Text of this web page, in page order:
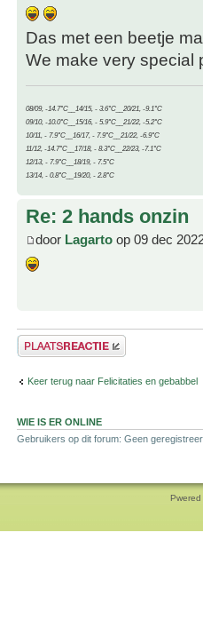
Das met een beetje
We make very special
08/09, -14.7°C__14/15, - 3.6°C__20/21, -9.1°C
09/10, -10.0°C__15/16, - 5.9°C__21/22, -5.2°C
10/11, - 7.9°C__16/17, - 7.9°C__21/22, -6.9°C
11/12, -14.7°C__17/18, - 8.3°C__22/23, -7.1°C
12/13, - 7.9°C__18/19, - 7.5°C
13/14, - 0.8°C__19/20, - 2.8°C
Re: 2 hands onzin
door Lagarto op 09 dec
Plaats een reactie
Keer terug naar Felicitaties en gebabbel
WIE IS ER ONLINE
Gebruikers op dit forum: Geen